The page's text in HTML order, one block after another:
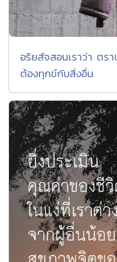
อริยสัจสอนเราว่า ตร
ต้องทุกข์กับสิ่งอื่น